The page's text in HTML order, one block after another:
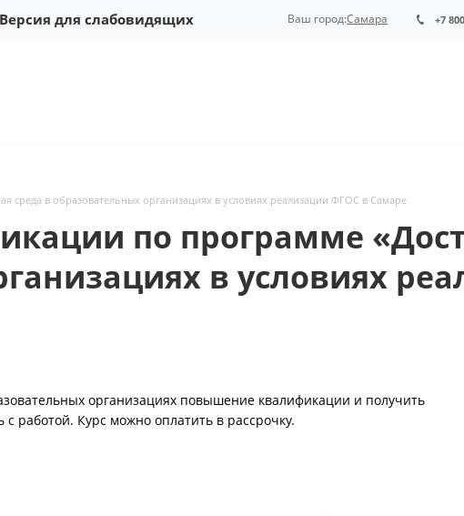
Версия для слабовидящих +7
Ваш город:Самара
среда в образовательных организациях в условиях реализации ФГОС в Самаре
по программе
в условиях
организациях повышение квалификации и получить
работой. Курс можно оплатить в рассрочку.